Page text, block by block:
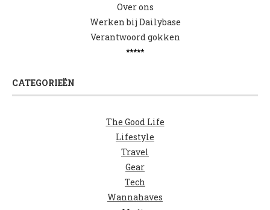
Over ons
Werken bij Dailybase
Verantwoord gokken
*****
CATEGORIEËN
The Good Life
Lifestyle
Travel
Gear
Tech
Wannahaves